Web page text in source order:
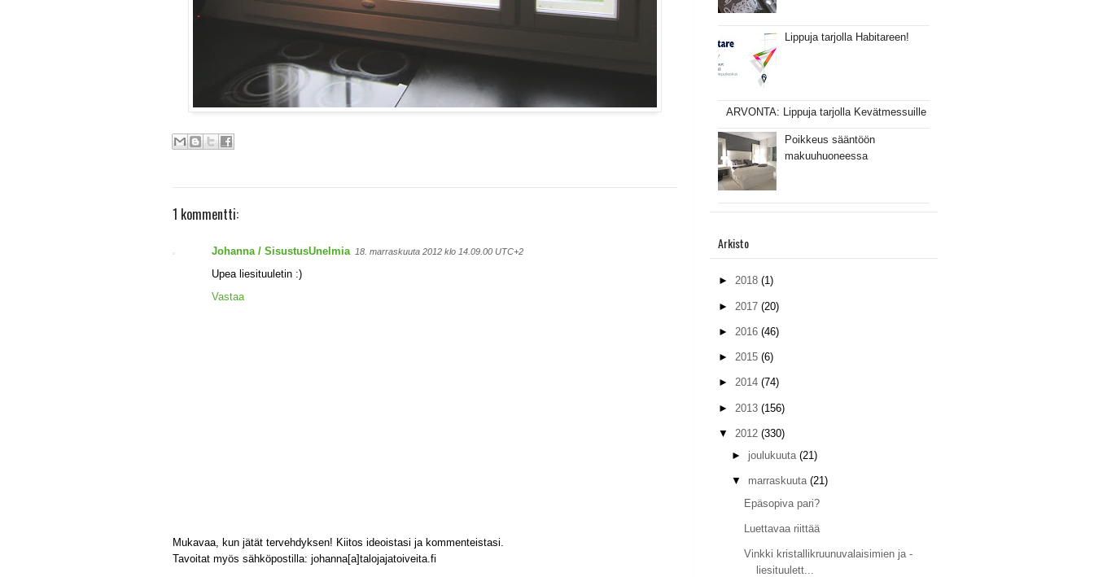
1 kommentti:
Johanna / SisustusUnelmia 18. marraskuuta 2012 klo 14.09.00 UTC+2
Upea liesituuletin :)
Vastaa
Mukavaa, kun jätät tervehdyksen! Kiitos ideoistasi ja kommenteistasi.
Tavoitat myös sähköpostilla: johanna[a]talojajatoiveita.fi
Lippuja tarjolla Habitareen!
ARVONTA: Lippuja tarjolla Kevätmessuille
Poikkeus sääntöön
makuuhuoneessa
Arkisto
► 2018 (1)
► 2017 (20)
► 2016 (46)
► 2015 (6)
► 2014 (74)
► 2013 (156)
▼ 2012 (330)
► joulukuuta (21)
▼ marraskuuta (21)
Epäsopiva pari?
Luettavaa riittää
Vinkki kristallikruunuvalaisimien ja -
liesituulett...